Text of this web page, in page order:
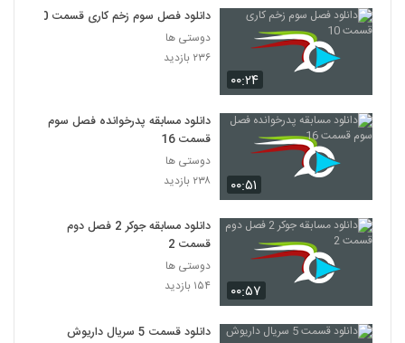
۰۰:۲۴
دانلود فصل سوم زخم کاری قسمت 10
دوستی ها
۲۳۶ بازدید
۰۰:۵۱
دانلود مسابقه پدرخوانده فصل سوم
قسمت 16
دوستی ها
۲۳۸ بازدید
۰۰:۵۷
دانلود مسابقه جوکر 2 فصل دوم
قسمت 2
دوستی ها
۱۵۴ بازدید
دانلود قسمت 5 سریال داریوش